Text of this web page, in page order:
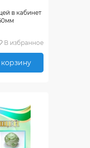
в кабинет
В избранное